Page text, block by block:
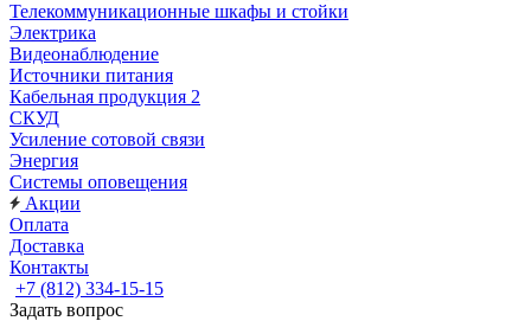
Телекоммуникационные шкафы и стойки
Электрика
Видеонаблюдение
Источники питания
Кабельная продукция 2
СКУД
Усиление сотовой связи
Энергия
Системы оповещения
Акции
Оплата
Доставка
Контакты
+7 (812) 334-15-15
Задать вопрос